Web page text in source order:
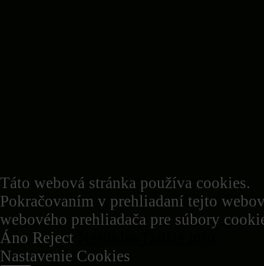
Táto webová stránka používa cookies.
Pokračovaním v prehliadaní tejto
webového prehliadača pre súbory
Áno Reject
Nastavenie Cookies